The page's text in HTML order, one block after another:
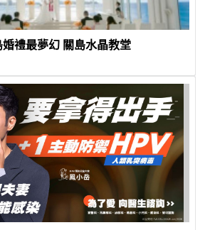
禮最夢幻 關島水晶教堂